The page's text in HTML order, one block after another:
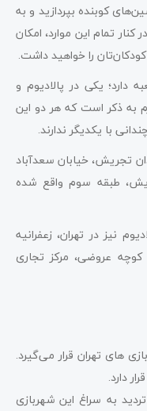
کوبنده بپردازید و به
تمام این موارد، امکان
کودکان‌تان را خواهید داشت.
دارد؛ یکی در پالادیوم و
به ذکر است که هر دو این
با یکدیگر ندارند.
تجریش، خیابان سعدآباد
طبقه سوم واقع شده
نیز در تهران، زعفرانیه
عروضی، مرکز تجاری
‌های تهران قرار می‌گیرد.
دارد.
به سراغ این شهربازی